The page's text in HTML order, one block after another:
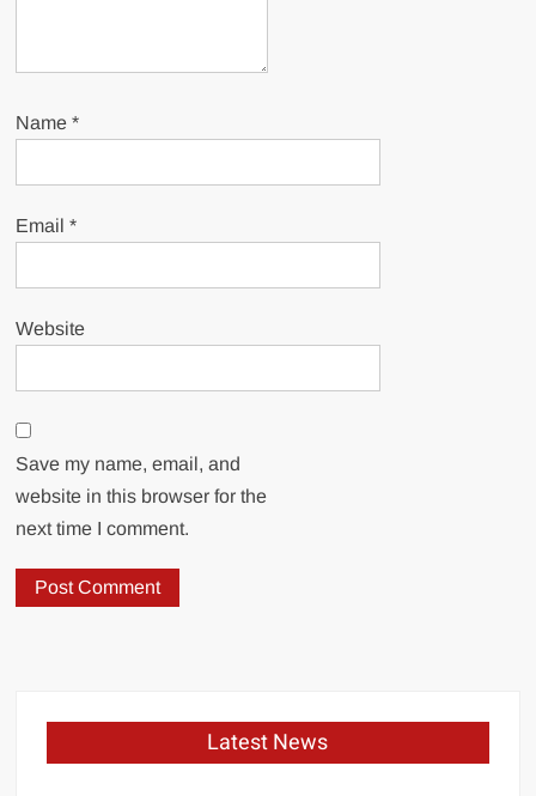
Name*
Email*
Website
Save my name, email, and
website in this browser for the
next time I comment.
Latest News